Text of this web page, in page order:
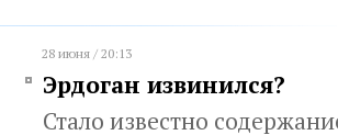
28 июня / 20:13
Эрдоган извинился?
Стало известно